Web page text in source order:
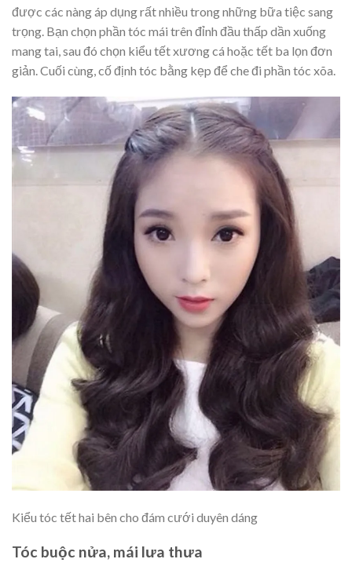
được các nàng áp dụng rất nhiều trong những bữa tiệc sang
trọng. Bạn chọn phần tóc mái trên đỉnh đầu thấp dần xuống
mang tai, sau đó chọn kiểu tết xương cá hoặc tết ba lọn đơn
giản. Cuối cùng, cố định tóc bằng kẹp để che đi phần tóc xõa.
Kiểu tóc tết hai bên cho đám cưới duyên dáng
Tóc buộc nửa, mái lưa thưa